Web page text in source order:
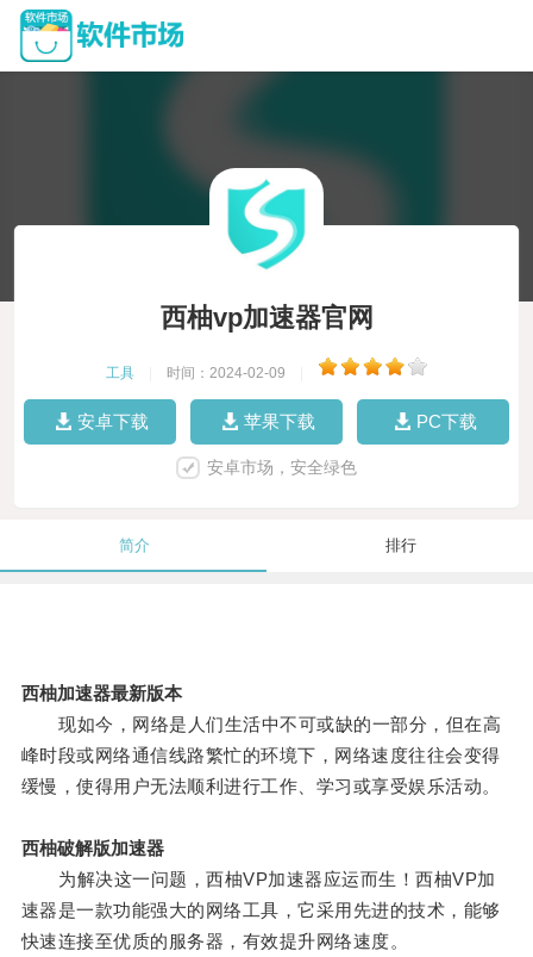
西柚vp加速器官网
工具 时间：2024-02-09
安卓下载 苹果下载 PC下载
安卓市场，安全绿色
简介 排行
西柚加速器最新版本
现如今，网络是人们生活中不可或缺的一部分，但在高
峰时段或网络通信线路繁忙的环境下，网络速度往往会变得
缓慢，使得用户无法顺利进行工作、学习或享受娱乐活动。
西柚破解版加速器
为解决这一问题，西柚VP加速器应运而生！西柚VP加
速器是一款功能强大的网络工具，它采用先进的技术，能够
快速连接至优质的服务器，有效提升网络速度。